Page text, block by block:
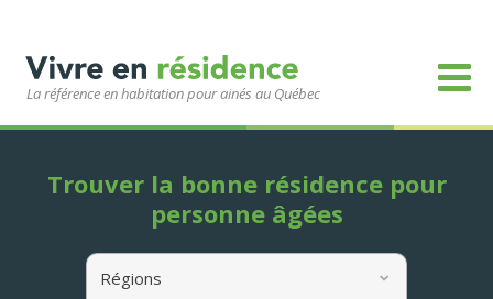
La référence en habitation pour ainés au Québec
Régions
Trouver la bonne résidence pour
personne âgées